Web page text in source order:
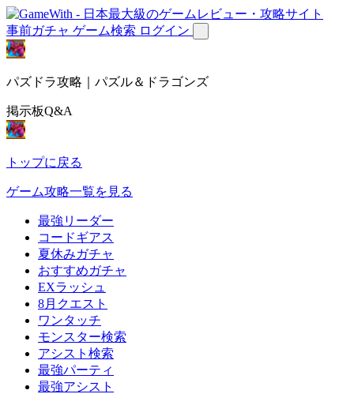
事前ガチャ ゲーム検索 ログイン
パズドラ攻略｜パズル＆ドラゴンズ
掲示板Q&A
トップに戻る
ゲーム攻略一覧を見る
最強リーダー
コードギアス
夏休みガチャ
おすすめガチャ
EXラッシュ
8月クエスト
ワンタッチ
モンスター検索
アシスト検索
最強パーティ
最強アシスト